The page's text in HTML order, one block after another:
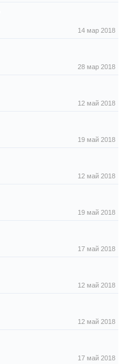
14 мар 2018
28 мар 2018
12 май 2018
19 май 2018
12 май 2018
19 май 2018
17 май 2018
12 май 2018
12 май 2018
17 май 2018